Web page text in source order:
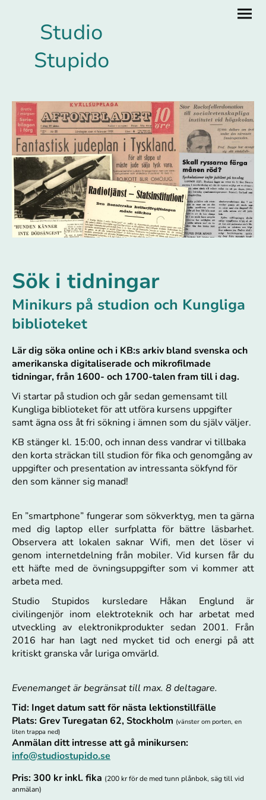
Studio
Stupido
Sök i tidningar
Minikurs på studion och Kungliga
biblioteket
Lär dig söka online och i KB:s arkiv bland svenska och
amerikanska digitaliserade och mikrofilmade
tidningar, från 1600- och 1700-talen fram till i dag.
Vi startar på studion och går sedan gemensamt till
Kungliga biblioteket för att utföra kursens uppgifter
samt ägna oss åt fri sökning i ämnen som du själv väljer.
KB stänger kl. 15:00, och innan dess vandrar vi tillbaka
den korta sträckan till studion för fika och genomgång av
uppgifter och presentation av intressanta sökfynd för
den som känner sig manad!
En ”smartphone” fungerar som sökverktyg, men ta gärna
med dig laptop eller surfplatta för bättre läsbarhet.
Observera att lokalen saknar Wifi, men det löser vi
genom internetdelning från mobiler. Vid kursen får du
ett häfte med de övningsuppgifter som vi kommer att
arbeta med.
Studio Stupidos kursledare Håkan Englund är
civilingenjör inom elektroteknik och har arbetat med
utveckling av elektronikprodukter sedan 2001. Från
2016 har han lagt ned mycket tid och energi på att
kritiskt granska vår luriga omvärld.
Evenemanget är begränsat till max. 8 deltagare.
Tid: Inget datum satt för nästa lektionstillfälle
Plats: Grev Turegatan 62, Stockholm (vänster om porten, en
liten trappa ned)
Anmälan ditt intresse att gå minikursen:
info@studiostupido.se
Pris: 300 kr inkl. fika (200 kr för de med tunn plånbok, säg till vid
anmälan)